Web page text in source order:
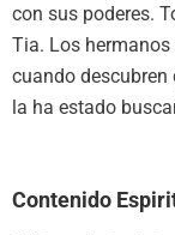
con sus poderes.
Tia. Los
cuando descubren
la ha estado
Contenido